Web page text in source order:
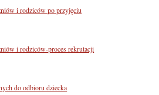
i rodziców po przyjęciu
i rodziców-proces rekrutacji
do odbioru dziecka